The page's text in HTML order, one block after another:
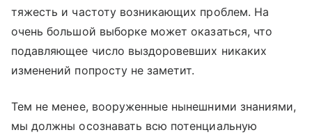
тяжесть и частоту возникающих проблем. На
очень большой выборке может оказаться, что
подавляющее число выздоровевших никаких
изменений попросту не заметит.
Тем не менее, вооруженные нынешними знаниями,
мы должны осознавать всю потенциальную